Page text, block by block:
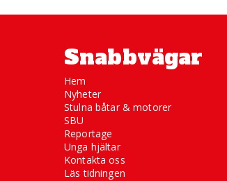
Snabbvägar
Hem
Nyheter
Stulna båtar & motorer
SBU
Reportage
Unga hjältar
Kontakta oss
Läs tidningen